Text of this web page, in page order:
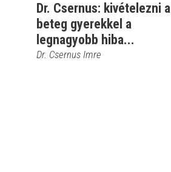
Dr. Csernus: kivételezni a
beteg gyerekkel a
legnagyobb hiba...
Dr. Csernus Imre